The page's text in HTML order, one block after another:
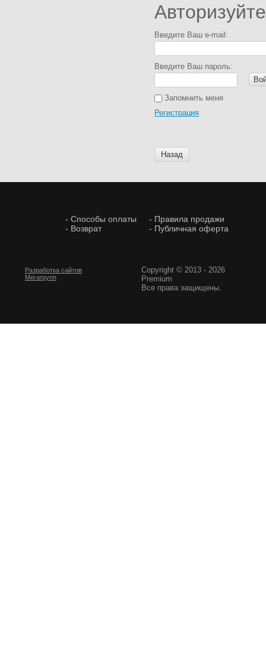
Введите Ваш e-mail:
Введите Ваш пароль:
Запомнить меня
Регистрация
Назад
Copyright © 2013 - 2026
Premium
Все права защищены.
Разработка сайтов
Мегагрупп
- Способы оплаты
- Возврат
- Правила продажи
- Публичная оферта